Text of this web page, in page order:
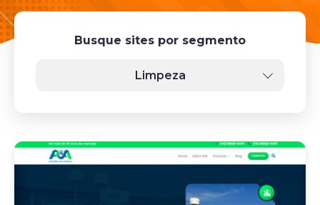
Busque sites por segmento